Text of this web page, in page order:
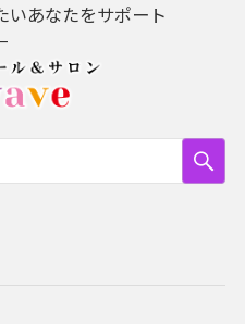
いあなたをサポート